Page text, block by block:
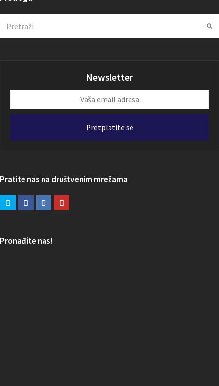
Newsletter
email
Pretplatite se
Pratite nas na društvenim mrežama
Pronađite nas!